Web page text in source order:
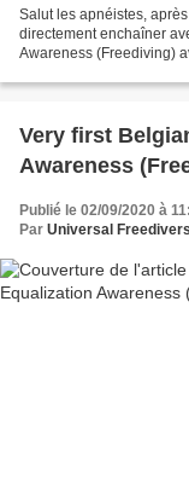
Salut les apnéistes,
directement enchaîner
Awareness (Freediving)
Very first
Awareness
Publié le 02/09/2020 à
Par Universal